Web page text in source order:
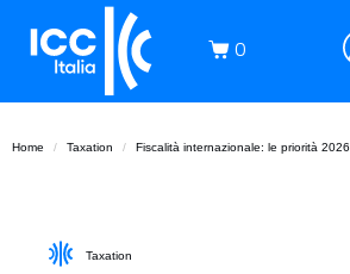
0
Home Taxation Fiscalità internazionale: le priorità 2026
Taxation